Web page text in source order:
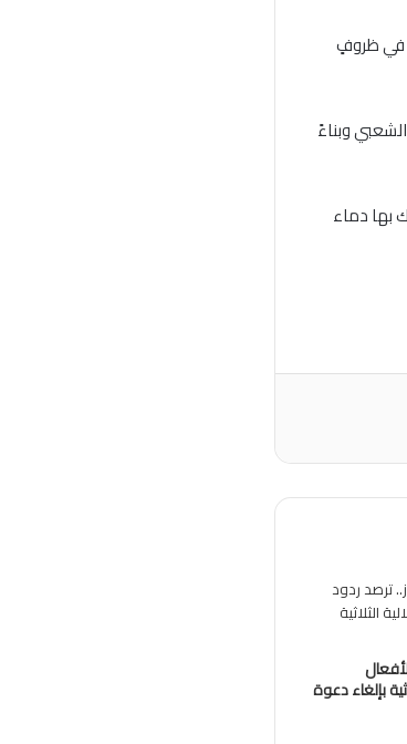
في ظروفٍ
وبناءً
أداة الجريمة وهي عبارة عن عدد (1) ونصف بلك بها دماء
بإلغاء دعوة